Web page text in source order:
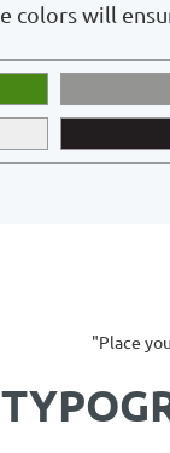
colors will
"Place